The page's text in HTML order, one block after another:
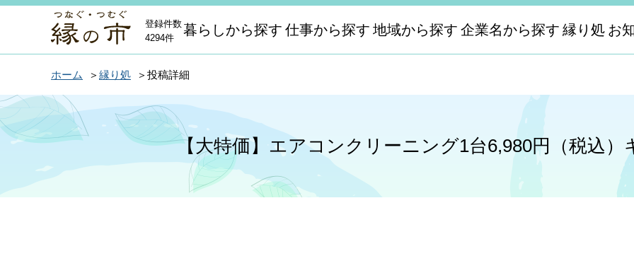
登録件数
4294件
暮らしから探す 仕事から探す 地域から探す 企業名から探す 縁り処 お
ホーム 縁り処 投稿詳細
【大特価】エアコンクリーニング1台6,980円（税込）